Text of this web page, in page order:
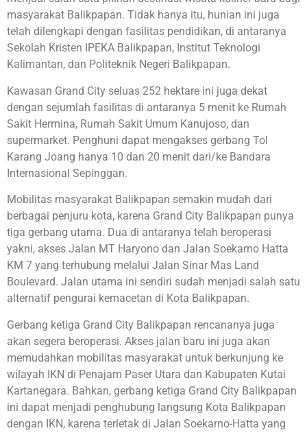
masyarakat Balikpapan. Tidak hanya itu, hunian ini juga
telah dilengkapi dengan fasilitas pendidikan, di antaranya
Sekolah Kristen IPEKA Balikpapan, Institut Teknologi
Kalimantan, dan Politeknik Negeri Balikpapan.
Kawasan Grand City seluas 252 hektare ini juga dekat
dengan sejumlah fasilitas di antaranya 5 menit ke Rumah
Sakit Hermina, Rumah Sakit Umum Kanujoso, dan
supermarket. Penghuni dapat mengakses gerbang Tol
Karang Joang hanya 10 dan 20 menit dari/ke Bandara
Internasional Sepinggan.
Mobilitas masyarakat Balikpapan semakin mudah dari
berbagai penjuru kota, karena Grand City Balikpapan punya
tiga gerbang utama. Dua di antaranya telah beroperasi
yakni, akses Jalan MT Haryono dan Jalan Soekarno Hatta
KM 7 yang terhubung melalui Jalan Sinar Mas Land
Boulevard. Jalan utama ini sendiri sudah menjadi salah satu
alternatif pengurai kemacetan di Kota Balikpapan.
Gerbang ketiga Grand City Balikpapan rencananya juga
akan segera beroperasi. Akses jalan baru ini juga akan
memudahkan mobilitas masyarakat untuk berkunjung ke
wilayah IKN di Penajam Paser Utara dan Kabupaten Kutai
Kartanegara. Bahkan, gerbang ketiga Grand City Balikpapan
ini dapat menjadi penghubung langsung Kota Balikpapan
dengan IKN, karena terletak di Jalan Soekarno-Hatta yang